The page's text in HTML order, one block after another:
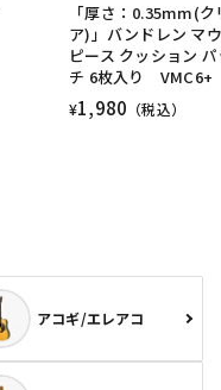
「厚さ：0.35mm(ク
ア)」バンドレン マ
ピース クッション
チ 6枚入り VMC6+
¥1,980 （税込）
アコギ/エレアコ